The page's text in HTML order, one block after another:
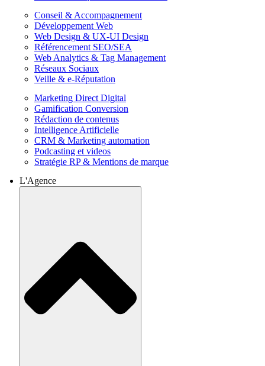
Conseil & Accompagnement
Développement Web
Web Design & UX-UI Design
Référencement SEO/SEA
Web Analytics & Tag Management
Réseaux Sociaux
Veille & e-Réputation
Marketing Direct Digital
Gamification Conversion
Rédaction de contenus
Intelligence Artificielle
CRM & Marketing automation
Podcasting et videos
Stratégie RP & Mentions de marque
L'Agence